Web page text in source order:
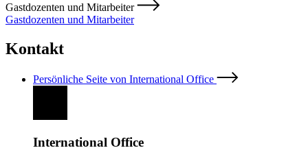
Gastdozenten und Mitarbeiter
Gastdozenten und Mitarbeiter
Kontakt
Persönliche Seite von International Office
International Office